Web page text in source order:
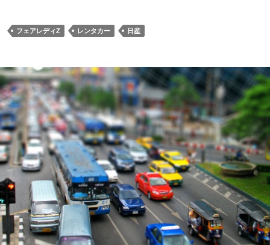
フェアレディZ レンタカー 日産